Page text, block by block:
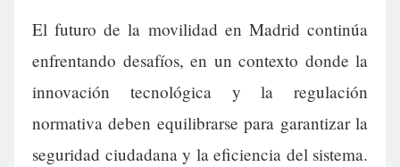
El futuro de la movilidad en Madrid continúa
enfrentando desafíos, en un contexto donde la
innovación tecnológica y la regulación
normativa deben equilibrarse para garantizar la
seguridad ciudadana y la eficiencia del sistema.